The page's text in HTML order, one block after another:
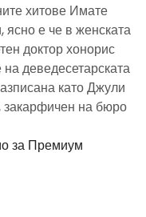
хитове Имате
е че в женската
доктор хонорис
деведесетарската
като Джули
на бюро
за Премиум